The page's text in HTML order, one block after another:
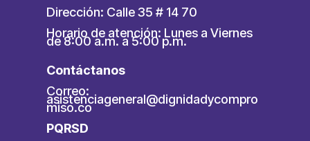
Dirección: Calle 35 # 14 70
Horario de atención: Lunes a Viernes
de 8:00 a.m. a 5:00 p.m.
Contáctanos
Correo:
asistenciageneral@dignidadycompro
miso.co
PQRSD